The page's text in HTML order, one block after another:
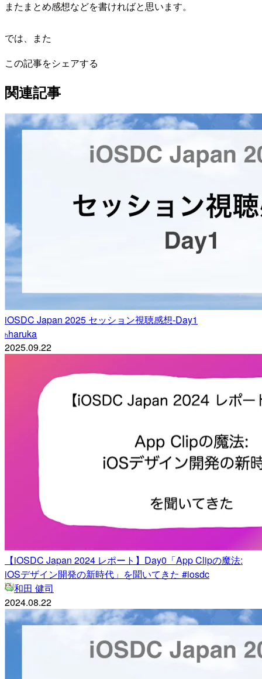
またまとめ感想などを書ければと思います。
では、また
この記事をシェアする
関連記事
iOSDC Japan 2025 セッション視聴感想-Day1
hharuka
2025.09.22
【iOSDC Japan 2024 レポート】Day0「App Clipの魔法:
iOSデザイン開発の新時代」を聞いてきた #iosdc
和田 健司
2024.08.22